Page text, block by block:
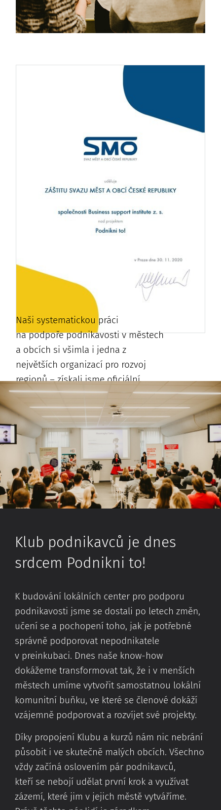
Naši systematickou práci
na podpoře podnikavosti v městech
a obcích si všimla i jedna z
největších organizací pro rozvoj
regionů – získali jsme oficiální
záštitu Svazu měst a obcí ČR
(SMOČR).
Klub podnikavců je dnes
srdcem Podnikni to!
K budování lokálních center pro podporu
podnikavosti jsme se dostali po letech změn,
učení se a pochopení toho, jak je potřebné
správně podporovat nepodnikatele
v preinkubaci. Dnes naše know-how
dokážeme transformovat tak, že i v menších
městech umíme vytvořit samostatnou lokální
komunitní buňku, ve které se členové dokáží
vzájemně podporovat a rozvíjet své projekty.
Díky propojení Klubu a kurzů nám nic nebrání
působit i ve skutečně malých obcích. Všechno
vždy začíná oslovením pár podnikavců,
kteří se nebojí udělat první krok a využívat
zázemí, které jim v jejich městě vytváříme.